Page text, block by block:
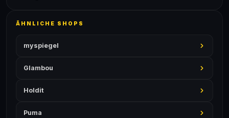
ÄHNLICHE SHOPS
myspiegel
Glambou
Holdit
Puma